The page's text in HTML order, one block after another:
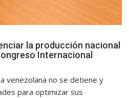
la producción nacional
Internacional
venezolana no se detiene y
para optimizar sus